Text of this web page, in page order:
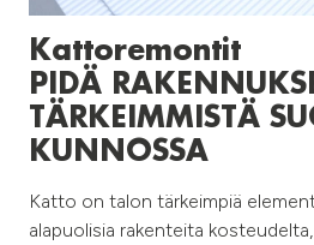
Kattoremontit
PIDÄ
TÄRKEIMMISTÄ
KUNNOSSA
Katto on talon tärkeimpiä
alapuolisia rakenteita